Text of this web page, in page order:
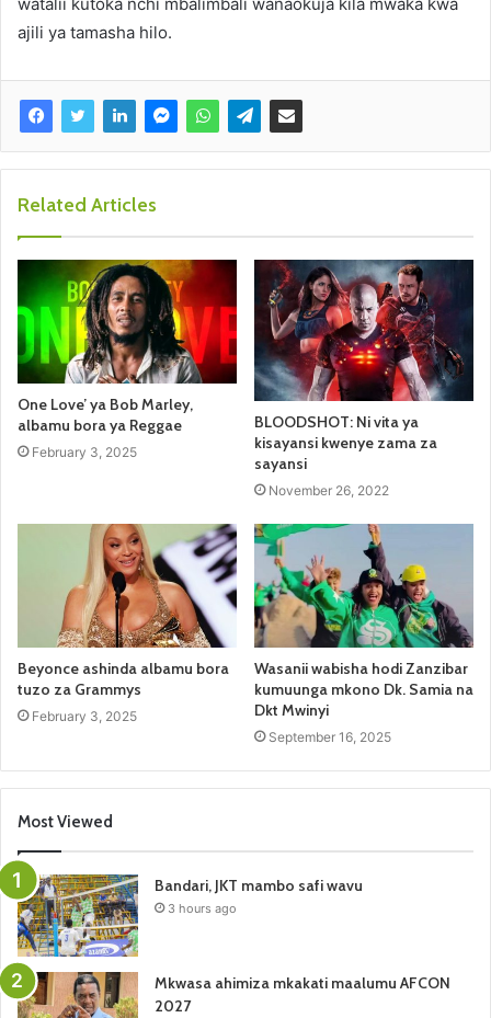
watalii kutoka nchi mbalimbali wanaokuja kila mwaka kwa
ajili ya tamasha hilo.
Related Articles
One Love’ ya Bob Marley,
albamu bora ya Reggae
February 3, 2025
BLOODSHOT: Ni vita ya
kisayansi kwenye zama za
sayansi
November 26, 2022
Beyonce ashinda albamu bora
tuzo za Grammys
February 3, 2025
Wasanii wabisha hodi Zanzibar
kumuunga mkono Dk. Samia na
Dkt Mwinyi
September 16, 2025
Most Viewed
Bandari, JKT mambo safi wavu
3 hours ago
Mkwasa ahimiza mkakati maalumu AFCON
2027